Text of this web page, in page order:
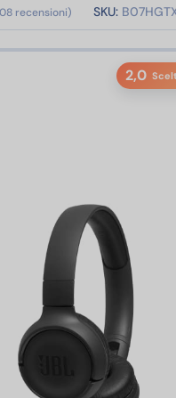
recensioni) SKU:
2,0